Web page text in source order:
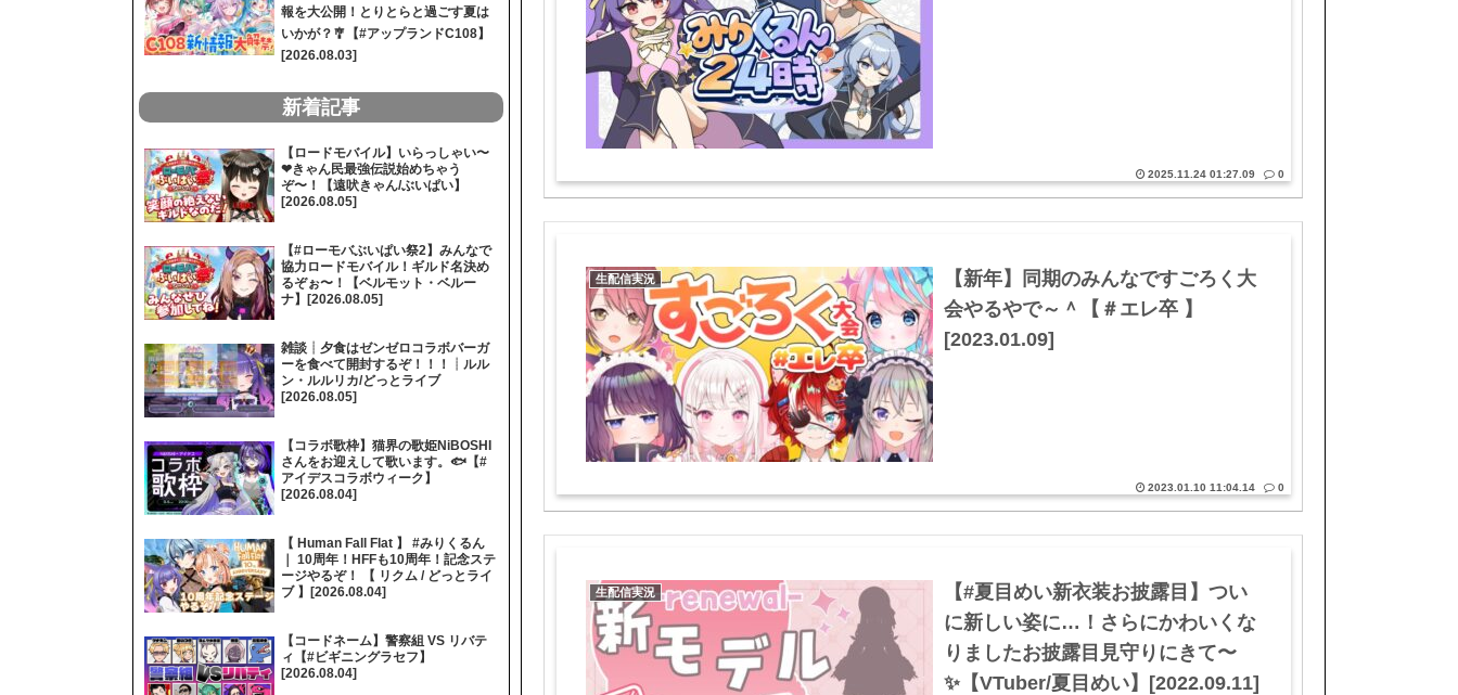
2025.11.24 01:27.09 0
生配信実況
【新年】同期のみんなですごろく大
会やるやで～＾【＃エレ卒 】
[2023.01.09]
2023.01.10 11:04.14 0
生配信実況
【#夏目めい新衣装お披露目】つい
に新しい姿に…！さらにかわいくな
りましたお披露目見守りにきて〜
✨【VTuber/夏目めい】[2022.09.11]
報を大公開！とりとらと過ごす夏は
いかが？🎐【#アップランドC108】
[2026.08.03]
新着記事
【ロードモバイル】いらっしゃい〜
❤きゃん民最強伝説始めちゃう
ぞ〜！【遠吠きゃん/ぶいぱい】
[2026.08.05]
【#ローモバぶいぱい祭2】みんなで
協力ロードモバイル！ギルド名決め
るぞぉ〜！【ベルモット・ベルー
ナ】[2026.08.05]
雑談┊夕食はゼンゼロコラボバーガ
ーを食べて開封するぞ！！！┊ルル
ン・ルルリカ/どっとライブ
[2026.08.05]
【コラボ歌枠】猫界の歌姫NiBOSHI
さんをお迎えして歌います。🐟【#
アイデスコラボウィーク】
[2026.08.04]
【 Human Fall Flat 】 #みりくるん
｜ 10周年！HFFも10周年！記念ステ
ージやるぞ！ 【 リクム / どっとライ
ブ 】[2026.08.04]
【コードネーム】警察組 VS リバテ
ィ【#ビギニングラセフ】
[2026.08.04]